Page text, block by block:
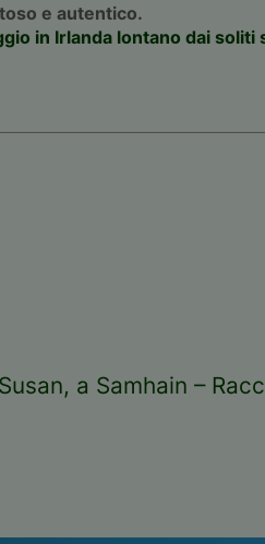
e autentico.
in Irlanda lontano dai soliti
Susan, a Samhain –